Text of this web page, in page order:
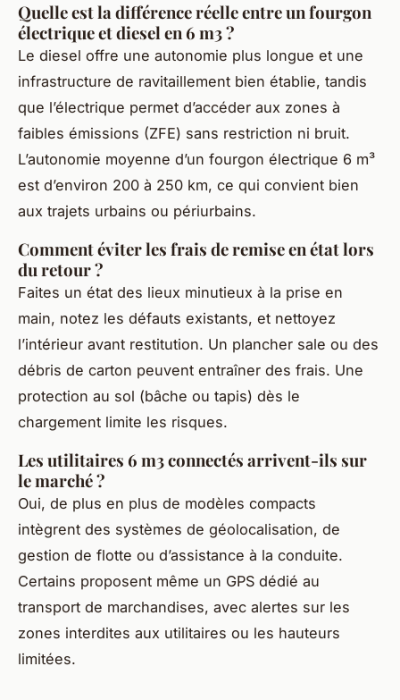
Quelle est la différence réelle entre un fourgon
électrique et diesel en 6 m3 ?
Le diesel offre une autonomie plus longue et une
infrastructure de ravitaillement bien établie, tandis
que l’électrique permet d’accéder aux zones à
faibles émissions (ZFE) sans restriction ni bruit.
L’autonomie moyenne d’un fourgon électrique 6 m³
est d’environ 200 à 250 km, ce qui convient bien
aux trajets urbains ou périurbains.
Comment éviter les frais de remise en état lors
du retour ?
Faites un état des lieux minutieux à la prise en
main, notez les défauts existants, et nettoyez
l’intérieur avant restitution. Un plancher sale ou des
débris de carton peuvent entraîner des frais. Une
protection au sol (bâche ou tapis) dès le
chargement limite les risques.
Les utilitaires 6 m3 connectés arrivent-ils sur
le marché ?
Oui, de plus en plus de modèles compacts
intègrent des systèmes de géolocalisation, de
gestion de flotte ou d’assistance à la conduite.
Certains proposent même un GPS dédié au
transport de marchandises, avec alertes sur les
zones interdites aux utilitaires ou les hauteurs
limitées.